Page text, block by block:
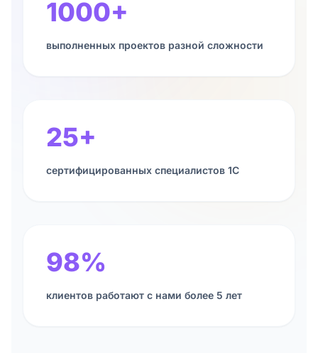
1000+
выполненных проектов разной сложности
25+
сертифицированных специалистов 1С
98%
клиентов работают с нами более 5 лет